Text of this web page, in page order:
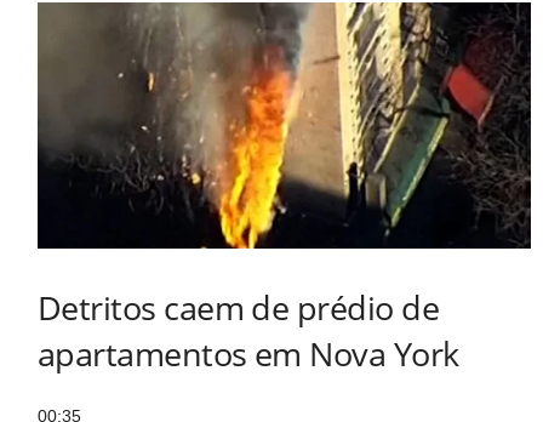
Detritos caem de prédio de
apartamentos em Nova York
00:35